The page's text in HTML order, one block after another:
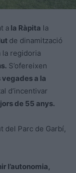
a la Ràpita la
de dinamització
la regidoria
S’ofereixen
a la
d’incentivar
de 55 anys.
del Parc de Garbí,
l’autonomia,